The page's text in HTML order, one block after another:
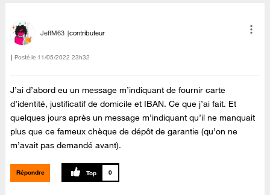
JeffM63 contributeur
Posté le ‎11/05/2022 23h32
J’ai d’abord eu un message m’indiquant de fournir carte
d’identité, justificatif de domicile et IBAN. Ce que j’ai fait. Et
quelques jours après un message m’indiquant qu’il ne manquait
plus que ce fameux chèque de dépôt de garantie (qu’on ne
m’avait pas demandé avant).
Répondre 0